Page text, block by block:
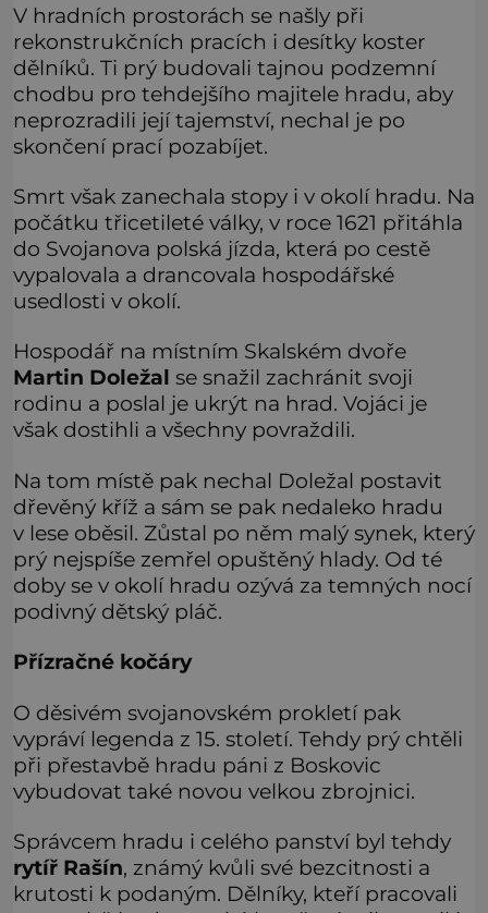
V hradních prostorách se našly při
rekonstrukčních pracích i desítky koster
dělníků. Ti prý budovali tajnou podzemní
chodbu pro tehdejšího majitele hradu, aby
neprozradili její tajemství, nechal je po
skončení prací pozabíjet.
Smrt však zanechala stopy i v okolí hradu. Na
počátku třicetileté války, v roce 1621 přitáhla
do Svojanova polská jízda, která po cestě
vypalovala a drancovala hospodářské
usedlosti v okolí.
Hospodář na místním Skalském dvoře
Martin Doležal se snažil zachránit svoji
rodinu a poslal je ukrýt na hrad. Vojáci je
však dostihli a všechny povraždili.
Na tom místě pak nechal Doležal postavit
dřevěný kříž a sám se pak nedaleko hradu
v lese oběsil. Zůstal po něm malý synek, který
prý nejspíše zemřel opuštěný hlady. Od té
doby se v okolí hradu ozývá za temných nocí
podivný dětský pláč.
Přízračné kočáry
O děsivém svojanovském prokletí pak
vypráví legenda z 15. století. Tehdy prý chtěli
při přestavbě hradu páni z Boskovic
vybudovat také novou velkou zbrojnici.
Správcem hradu i celého panství byl tehdy
rytíř Rašín, známý kvůli své bezcitnosti a
krutosti k podaným. Dělníky, kteří pracovali